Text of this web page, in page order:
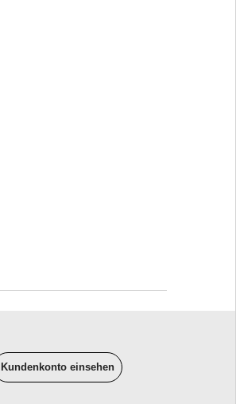
Kundenkonto einsehen